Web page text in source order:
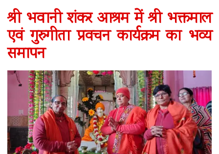
श्री भवानी शंकर आश्रम में श्री भक्तमाल
एवं गुरुगीता प्रवचन कार्यक्रम का भव्य
समापन